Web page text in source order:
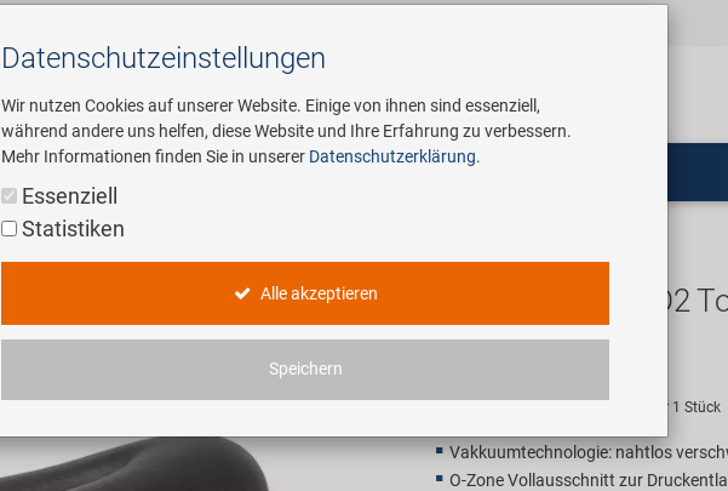
Suchen
VELO Plush Gel D2
Unverbindliche Preisempfehlung für 1 Stück
Vakkuumtechnologie: nahtlos
O-Zone Vollausschnitt zur
Datenschutz­einstellungen
Wir nutzen Cookies auf unserer Website. Einige von ihnen sind essenziell,
während andere uns helfen, diese Website und Ihre Erfahrung zu verbessern.
Mehr Informationen finden Sie in unserer Datenschutzerklärung.
Essenziell
Statistiken
Alle akzeptieren
Speichern